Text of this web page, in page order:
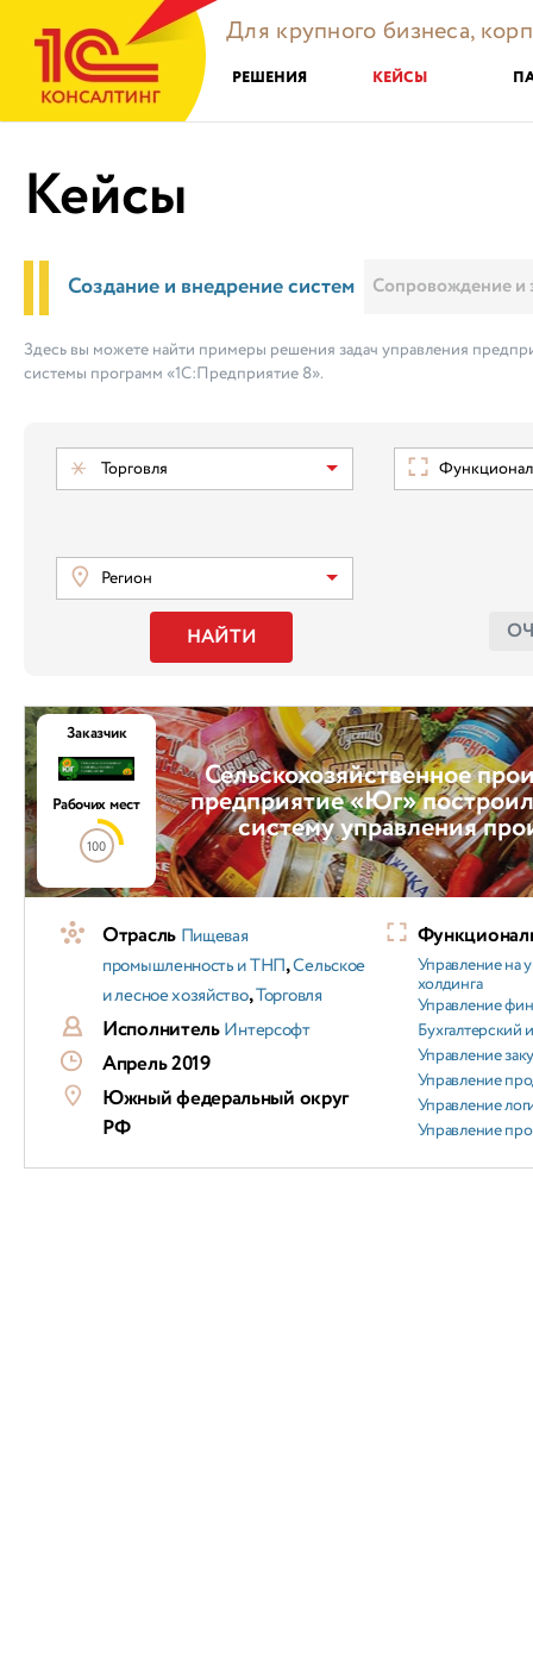
Для крупного бизнеса,
РЕШЕНИЯ КЕЙСЫ
Кейсы
Создание и внедрение систем Сопровождение и
Здесь вы можете найти примеры решения задач управления
системы программ «1С:Предприятие 8».
Торговля
Регион
НАЙТИ
Сельскохозяйственное
предприятие «Юг»
систему управления
Заказчик
Рабочих мест
100
Отрасль Пищевая
промышленность и ТНП,Сельское
и лесное хозяйство,Торговля
ИсполнительИнтерсофт
Апрель 2019
Южный федеральный округ
РФ
Управление на
холдинга
Управление
Бухгалтерский
Управление
Управление
Управление
Управление